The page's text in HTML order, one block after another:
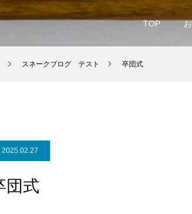
TOP
スネークブログ テスト 卒団式
2025.02.27
団式